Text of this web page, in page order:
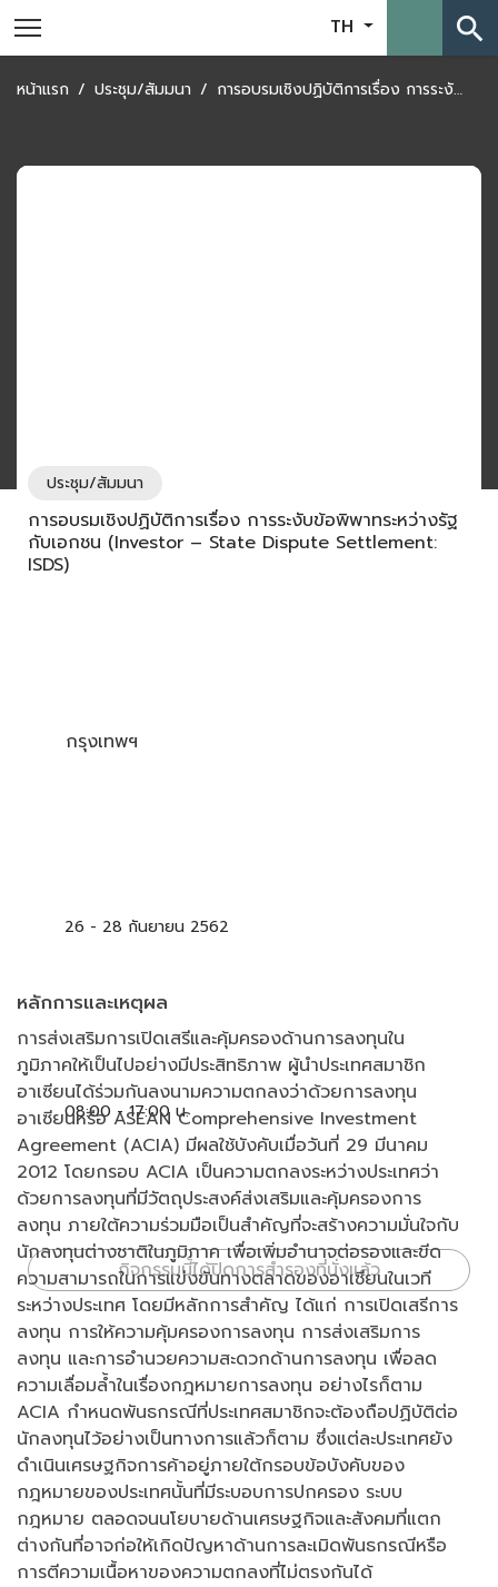
TH search
หน้าแรก ประชุม/สัมมนา การอบรมเชิงปฏิบัติการเรื่อง การระงับข้อพิพาทระหว่างรัฐกับเอกชน (Investor – State Dispute Settlement: ISDS)
ประชุม/สัมมนา
การอบรมเชิงปฏิบัติการเรื่อง การระงับข้อพิพาทระหว่างรัฐ
กับเอกชน (Investor – State Dispute Settlement:
ISDS)
กรุงเทพฯ
26 - 28 กันยายน 2562
08:00 - 17:00 น.
กิจกรรมนี้ได้ปิดการสำรองที่นั่งแล้ว
หลักการและเหตุผล
การส่งเสริมการเปิดเสรีและคุ้มครองด้านการลงทุนใน
ภูมิภาคให้เป็นไปอย่างมีประสิทธิภาพ ผู้นำประเทศสมาชิก
อาเซียนได้ร่วมกันลงนามความตกลงว่าด้วยการลงทุน
อาเซียนหรือ ASEAN Comprehensive Investment
Agreement (ACIA) มีผลใช้บังคับเมื่อวันที่ 29 มีนาคม
2012 โดยกรอบ ACIA เป็นความตกลงระหว่างประเทศว่า
ด้วยการลงทุนที่มีวัตถุประสงค์ส่งเสริมและคุ้มครองการ
ลงทุน ภายใต้ความร่วมมือเป็นสำคัญที่จะสร้างความมั่นใจกับ
นักลงทุนต่างชาติในภูมิภาค เพื่อเพิ่มอำนาจต่อรองและขีด
ความสามารถในการแข่งขันทางตลาดของอาเซียนในเวที
ระหว่างประเทศ โดยมีหลักการสำคัญ ได้แก่ การเปิดเสรีการ
ลงทุน การให้ความคุ้มครองการลงทุน การส่งเสริมการ
ลงทุน และการอำนวยความสะดวกด้านการลงทุน เพื่อลด
ความเลื่อมล้ำในเรื่องกฎหมายการลงทุน อย่างไรก็ตาม
ACIA กำหนดพันธกรณีที่ประเทศสมาชิกจะต้องถือปฏิบัติต่อ
นักลงทุนไว้อย่างเป็นทางการแล้วก็ตาม ซึ่งแต่ละประเทศยัง
ดำเนินเศรษฐกิจการค้าอยู่ภายใต้กรอบข้อบังคับของ
กฎหมายของประเทศนั้นที่มีระบอบการปกครอง ระบบ
กฎหมาย ตลอดจนนโยบายด้านเศรษฐกิจและสังคมที่แตก
ต่างกันที่อาจก่อให้เกิดปัญหาด้านการละเมิดพันธกรณีหรือ
การตีความเนื้อหาของความตกลงที่ไม่ตรงกันได้